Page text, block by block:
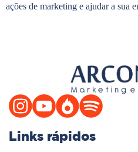
ações de marketing e ajudar a sua
Links rápidos